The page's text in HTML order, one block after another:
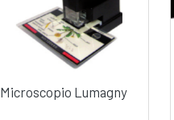
Microscopio Lumagny